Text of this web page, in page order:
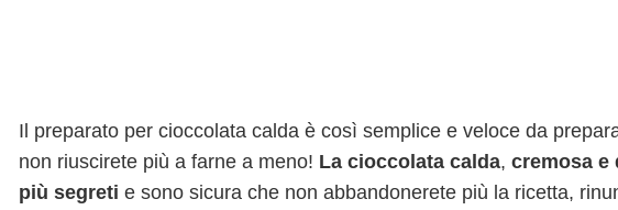
Il preparato per cioccolata calda è così semplice e veloce da
non riuscirete più a farne a meno! La cioccolata calda, cremosa e
più segreti e sono sicura che non abbandonerete più la ricetta,